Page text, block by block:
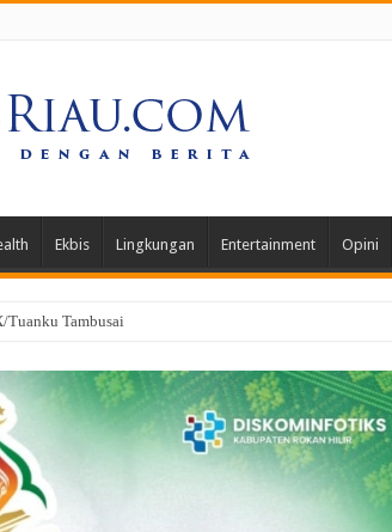
Ekbis Lingkungan Entertainment Opini
Kasus Narkotika Dipangkas 3 Tahun